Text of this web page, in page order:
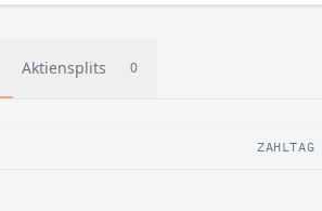
Aktiensplits 0
ZAHLTAG